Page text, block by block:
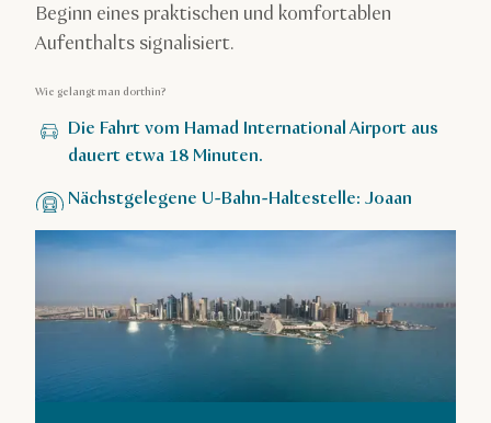
Beginn eines praktischen und komfortablen
Aufenthalts signalisiert.
Wie gelangt man dorthin?
Die Fahrt vom Hamad International Airport aus
dauert etwa 18 Minuten.
Nächstgelegene U-Bahn-Haltestelle: Joaan